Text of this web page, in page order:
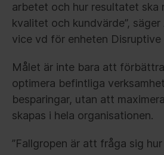
arbetet och hur resultatet ska
kvalitet och kundvärde”, säger
vice vd för enheten Disruptive
Målet är inte bara att
optimera befintliga
besparingar, utan att
skapas i hela organisationen.
”Fallgropen är att fråga sig